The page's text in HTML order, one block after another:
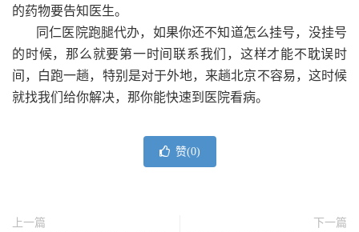
的药物要告知医生。
同仁医院跑腿代办，如果你还不知道怎么挂号，没挂号
的时候，那么就要第一时间联系我们，这样才能不耽误时
间，白跑一趟，特别是对于外地，来趟北京不容易，这时候
就找我们给你解决，那你能快速到医院看病。
赞(0)
上一篇
下一篇